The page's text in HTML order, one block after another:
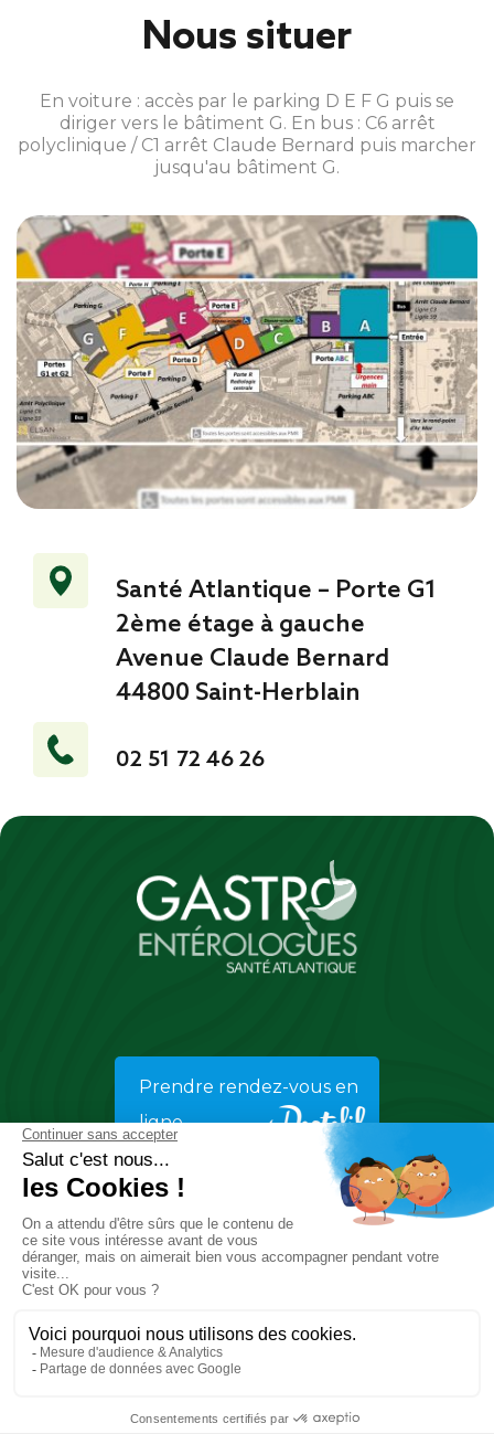
Nous situer
En voiture : accès par le parking D E F G puis se
diriger vers le bâtiment G. En bus : C6 arrêt
polyclinique / C1 arrêt Claude Bernard puis marcher
jusqu'au bâtiment G.
Santé Atlantique – Porte G1
2ème étage à gauche
Avenue Claude Bernard
44800 Saint-Herblain
02 51 72 46 26
Prendre rendez-vous en
ligne
© Copyright 2026
Gastro-Entérologues Santé Atlantique
Création & développement :